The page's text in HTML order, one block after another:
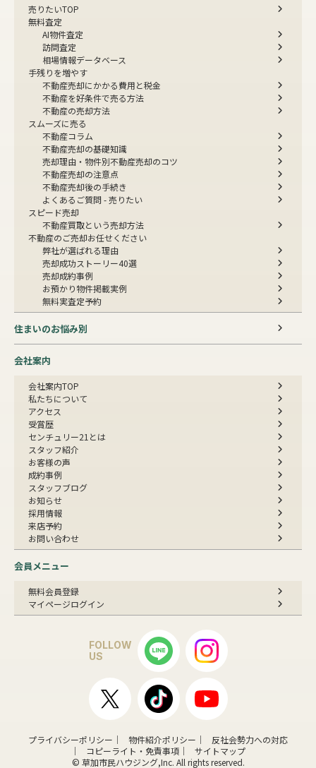
売りたいTOP
無料査定
AI物件査定
訪問査定
相場情報データベース
手残りを増やす
不動産売却にかかる費用と税金
不動産を好条件で売る方法
不動産の売却方法
スムーズに売る
不動産コラム
不動産売却の基礎知識
売却理由・物件別不動産売却のコツ
不動産売却の注意点
不動産売却後の手続き
よくあるご質問 - 売りたい
スピード売却
不動産買取という売却方法
不動産のご売却お任せください
弊社が選ばれる理由
売却成功ストーリー40選
売却成約事例
お預かり物件掲載実例
無料実査定予約
住まいのお悩み別
会社案内
会社案内TOP
私たちについて
アクセス
受賞歴
センチュリー21とは
スタッフ紹介
お客様の声
成約事例
スタッフブログ
お知らせ
採用情報
来店予約
お問い合わせ
会員メニュー
無料会員登録
マイページログイン
FOLLOW
US
プライバシーポリシー 物件紹介ポリシー
反社会勢力への対応
コピーライト・免責事項
サイトマップ
© 草加市民ハウジング,Inc. All rights reserved.